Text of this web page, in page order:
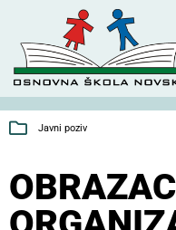
Javni poziv